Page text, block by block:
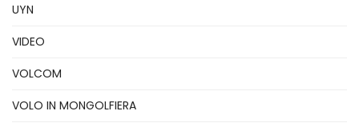
UYN
VIDEO
VOLCOM
VOLO IN MONGOLFIERA